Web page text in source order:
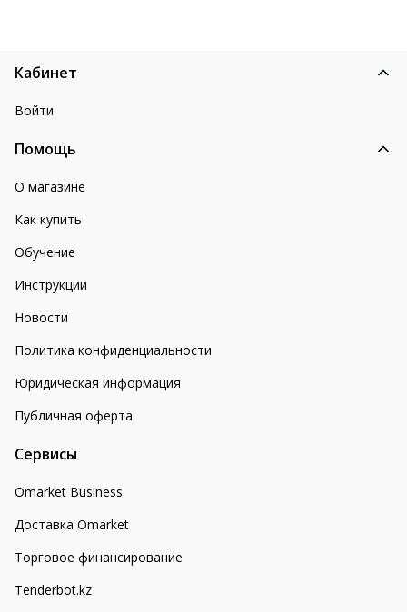
Кабинет
Войти
Помощь
О магазине
Как купить
Обучение
Инструкции
Новости
Политика конфиденциальности
Юридическая информация
Публичная оферта
Сервисы
Omarket Business
Доставка Omarket
Торговое финансирование
Tenderbot.kz